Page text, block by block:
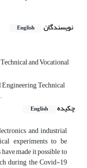
نویسندگان English
and Vocational
Technical
چکیده
English
and industrial
experiments to be
made it possible to
during the Covid-19